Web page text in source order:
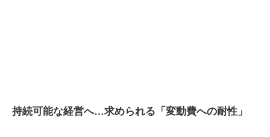
持続可能な経営へ…求められる「変動費への耐性」